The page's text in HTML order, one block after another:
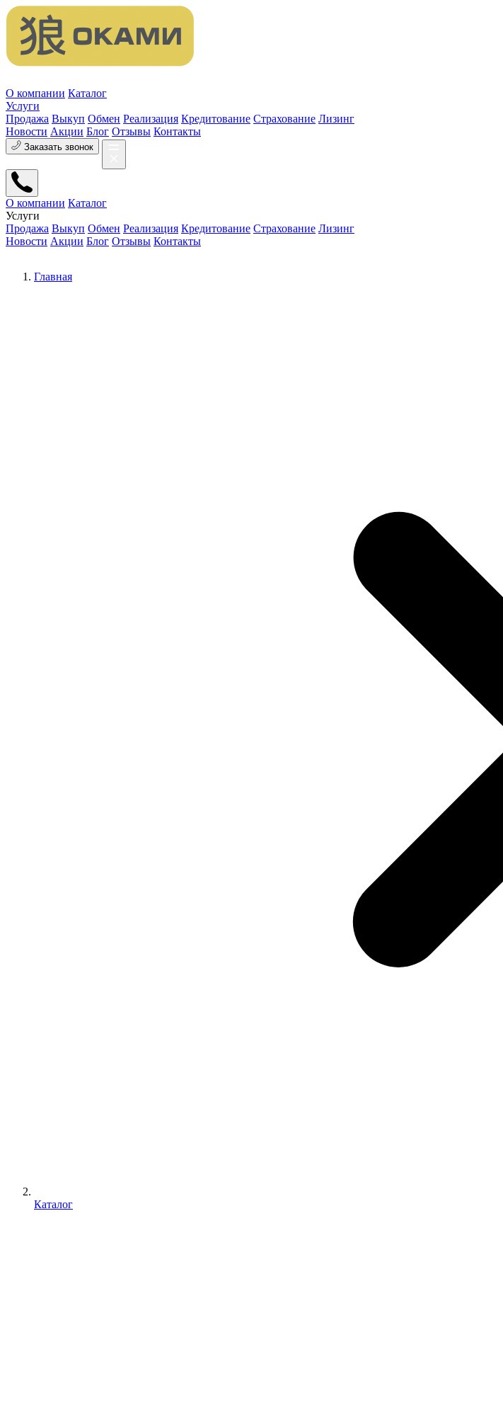
О компании Каталог
Услуги
Продажа Выкуп Обмен Реализация Кредитование Страхование Лизинг
Новости Акции Блог Отзывы Контакты
Заказать звонок
О компании Каталог
Услуги
Продажа Выкуп Обмен Реализация Кредитование Страхование Лизинг
Новости Акции Блог Отзывы Контакты
Главная
Каталог